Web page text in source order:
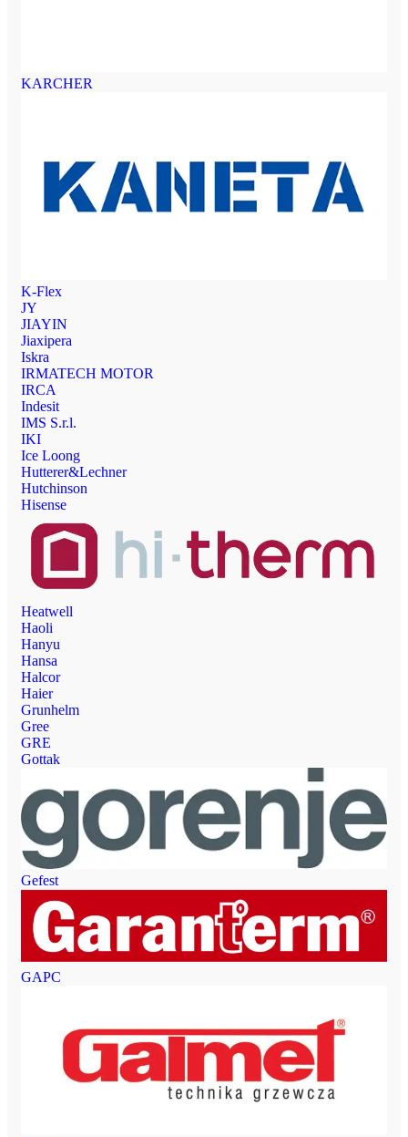
KARCHER
K-Flex
JY
JIAYIN
Jiaxipera
Iskra
IRMATECH MOTOR
IRCA
Indesit
IMS S.r.l.
IKI
Ice Loong
Hutterer&Lechner
Hutchinson
Hisense
Heatwell
Haoli
Hanyu
Hansa
Halcor
Haier
Grunhelm
Gree
GRE
Gottak
Gefest
GAPC